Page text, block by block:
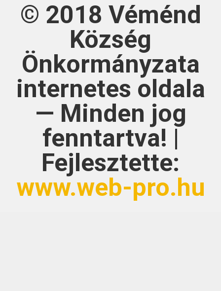
© 2018 Véménd
Község
Önkormányzata
internetes oldala
— Minden jog
fenntartva! |
Fejlesztette:
www.web-pro.hu